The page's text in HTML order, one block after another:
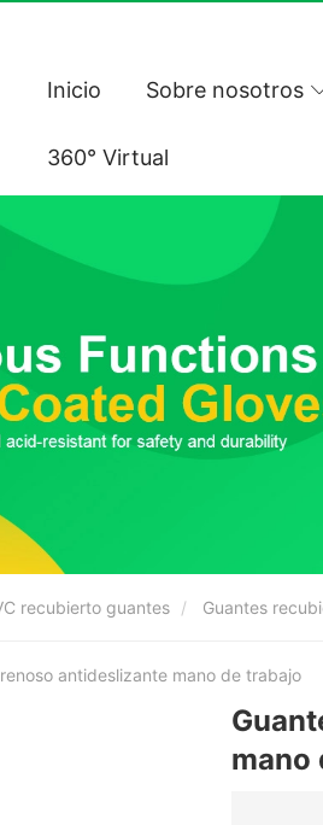
Inicio Sobre nosotros
360° Virtual
recubierto guantes Guantes
antideslizante mano de trabajo
mano